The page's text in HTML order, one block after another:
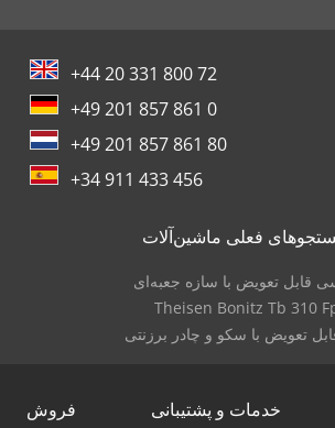
+44 20 331 800 72
+49 201 857 861 0
+49 201 857 861 80
+34 911 433 456
قابل تعویض با سازه جعبه‌ای
Theisen Bonitz Tb 310
تعویض با سکو و چادر برزنتی
فروش خدمات و پشتیبانی